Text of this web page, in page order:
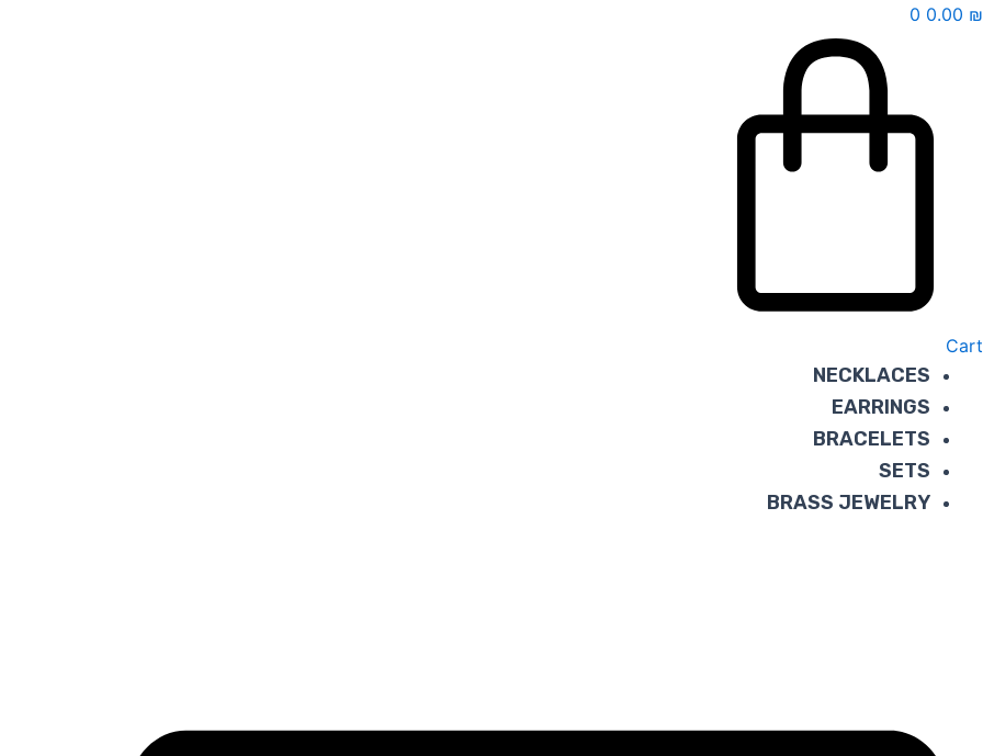
דילוג0.00 ₪
0
Cart
NECKLACES
EARRINGS
BRACELETS
SETS
BRASS JEWELRY